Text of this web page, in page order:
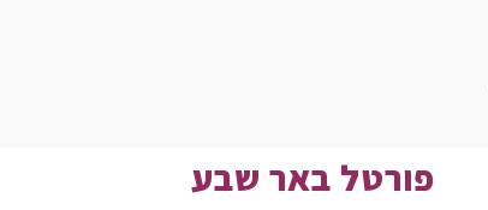
פורטל באר שבע